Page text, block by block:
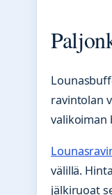
ravintolan
valikoiman
välillä.
jälkiruoat